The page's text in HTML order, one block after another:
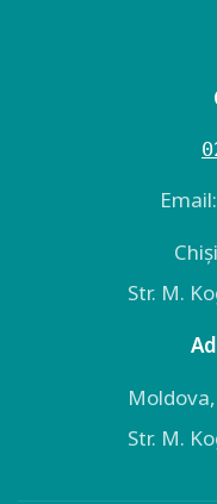
Email:
Str. M.
Str. M.